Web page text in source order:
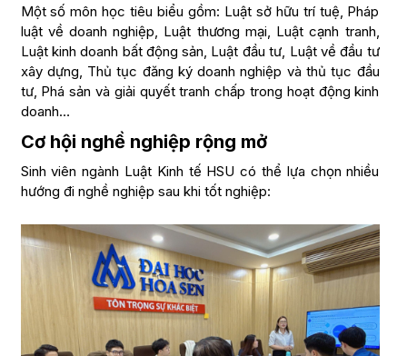
Một số môn học tiêu biểu gồm: Luật sở hữu trí tuệ, Pháp
luật về doanh nghiệp, Luật thương mại, Luật cạnh tranh,
Luật kinh doanh bất động sản, Luật đầu tư, Luật về đầu tư
xây dựng, Thủ tục đăng ký doanh nghiệp và thủ tục đầu
tư, Phá sản và giải quyết tranh chấp trong hoạt động kinh
doanh…
Cơ hội nghề nghiệp rộng mở
Sinh viên ngành Luật Kinh tế HSU có thể lựa chọn nhiều
hướng đi nghề nghiệp sau khi tốt nghiệp: